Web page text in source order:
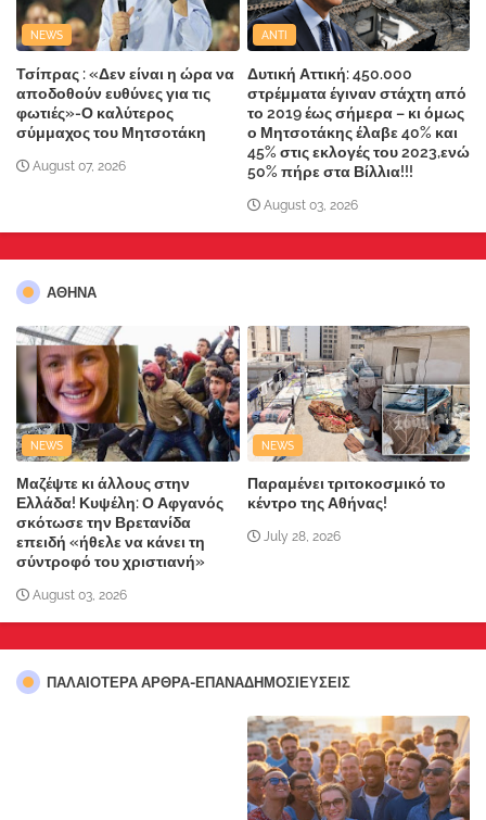
NEWS
Τσίπρας : «Δεν είναι η ώρα να
αποδοθούν ευθύνες για τις
φωτιές»-Ο καλύτερος
σύμμαχος του Μητσοτάκη
August 07, 2026
ANTI
Δυτική Αττική: 450.000
στρέμματα έγιναν στάχτη από
το 2019 έως σήμερα – κι όμως
ο Μητσοτάκης έλαβε 40% και
45% στις εκλογές του 2023,ενώ
50% πήρε στα Βίλλια!!!
August 03, 2026
ΑΘΗΝΑ
NEWS
Μαζέψτε κι άλλους στην
Ελλάδα! Κυψέλη: Ο Αφγανός
σκότωσε την Βρετανίδα
επειδή «ήθελε να κάνει τη
σύντροφό του χριστιανή»
August 03, 2026
NEWS
Παραμένει τριτοκοσμικό το
κέντρο της Αθήνας!
July 28, 2026
ΠΑΛΑΙΟΤΕΡΑ ΑΡΘΡΑ-ΕΠΑΝΑΔΗΜΟΣΙΕΥΣΕΙΣ